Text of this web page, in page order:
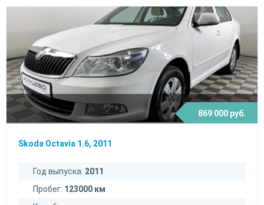
869 000 руб.
Skoda Octavia 1.6, 2011
Год выпуска: 2011
Пробег: 123000 км